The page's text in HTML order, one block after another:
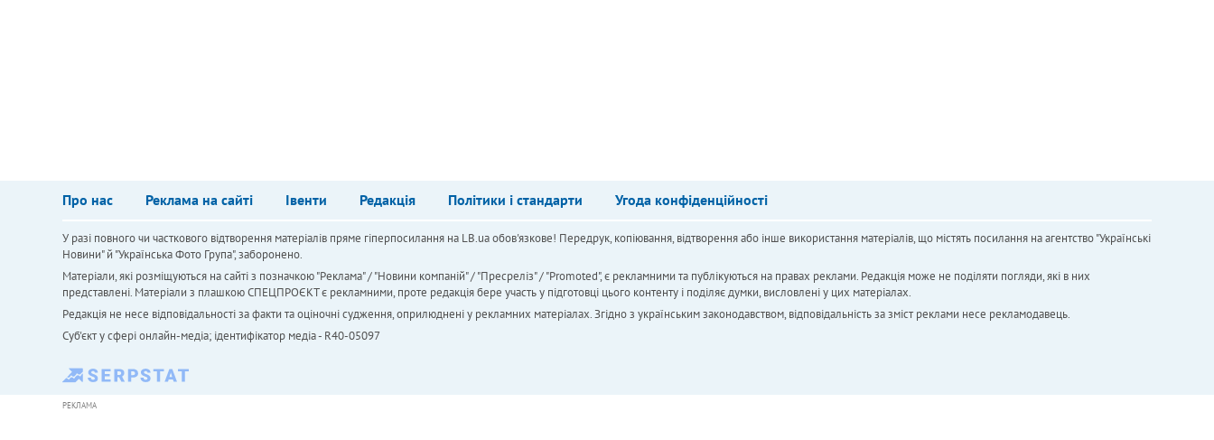
Про нас Реклама на сайті Івенти Редакція Політики і стандарти Угода конфіденційності
У разі повного чи часткового відтворення матеріалів пряме гіперпосилання на LB.ua обов'язкове! Передрук, копіювання, відтворення або інше використання матеріалів, що містять посилання на агентство "Українськi
Новини" й "Українська Фото Група", заборонено.
Матеріали, які розміщуються на сайті з позначкою "Реклама" / "Новини компаній" / "Пресреліз" / "Promoted", є рекламними та публікуються на правах реклами. Редакція може не поділяти погляди, які в них
представлені. Матеріали з плашкою СПЕЦПРОЄКТ є рекламними, проте редакція бере участь у підготовці цього контенту і поділяє думки, висловлені у цих матеріалах.
Редакція не несе відповідальності за факти та оціночні судження, оприлюднені у рекламних матеріалах. Згідно з українським законодавством, відповідальність за зміст реклами несе рекламодавець.
Cуб'єкт у сфері онлайн-медіа; ідентифікатор медіа - R40-05097
РЕКЛАМА